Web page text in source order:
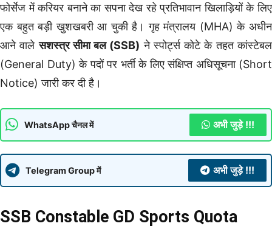
फोर्सेज में करियर बनाने का सपना देख रहे प्रतिभावान खिलाड़ियों के लिए
एक बहुत बड़ी खुशखबरी आ चुकी है। गृह मंत्रालय (MHA) के अधीन
आने वालेसशस्त्र सीमा बल (SSB) ने स्पोर्ट्स कोटे के तहत कांस्टेबल
(General Duty) के पदों पर भर्ती के लिए संक्षिप्त अधिसूचना (Short
Notice) जारी कर दी है।
WhatsApp चैनल में अभी जुड़े !!!
Telegram Group में अभी जुड़े !!!
SSB Constable GD Sports Quota